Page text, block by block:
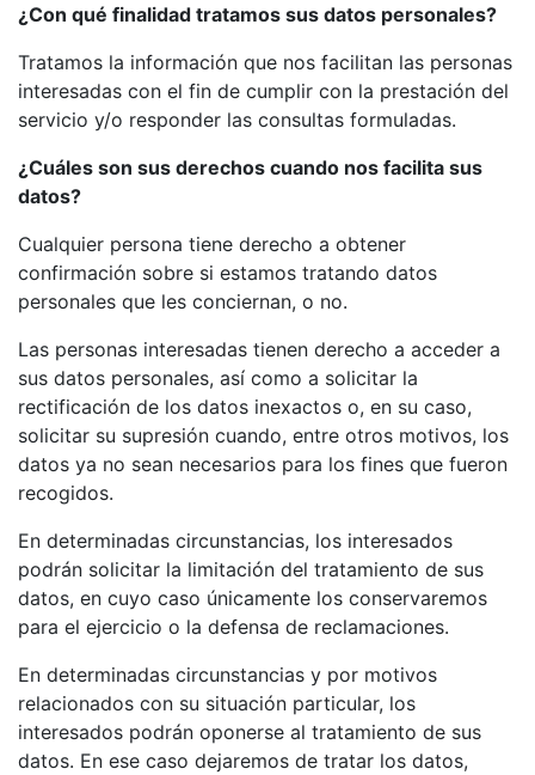
¿Con qué finalidad tratamos sus datos personales?
Tratamos la información que nos facilitan las personas
interesadas con el fin de cumplir con la prestación del
servicio y/o responder las consultas formuladas.
¿Cuáles son sus derechos cuando nos facilita sus
datos?
Cualquier persona tiene derecho a obtener
confirmación sobre si estamos tratando datos
personales que les conciernan, o no.
Las personas interesadas tienen derecho a acceder a
sus datos personales, así como a solicitar la
rectificación de los datos inexactos o, en su caso,
solicitar su supresión cuando, entre otros motivos, los
datos ya no sean necesarios para los fines que fueron
recogidos.
En determinadas circunstancias, los interesados
podrán solicitar la limitación del tratamiento de sus
datos, en cuyo caso únicamente los conservaremos
para el ejercicio o la defensa de reclamaciones.
En determinadas circunstancias y por motivos
relacionados con su situación particular, los
interesados podrán oponerse al tratamiento de sus
datos. En ese caso dejaremos de tratar los datos,